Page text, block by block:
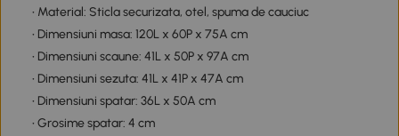
• Material: Sticla securizata, otel, spuma de cauciuc
• Dimensiuni masa: 120L x 60P x 75A cm
• Dimensiuni scaune: 41L x 50P x 97A cm
• Dimensiuni sezuta: 41L x 41P x 47A cm
• Dimensiuni spatar: 36L x 50A cm
• Grosime spatar: 4 cm